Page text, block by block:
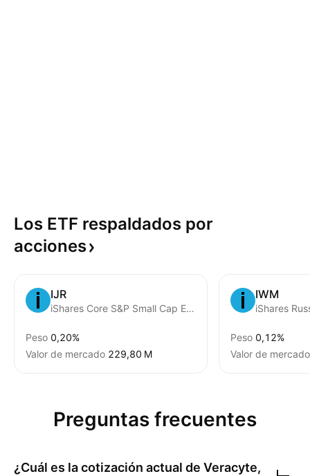
Los ETF respaldados por
acciones
IJR
iShares Core S&P Small Cap ETF
Peso 0,20%
Valor de mercado ‪229,80 M‬
IWM
iShares
Peso 0,12%
Valor de mercado
Preguntas frecuentes
¿Cuál es la cotización actual de Veracyte,